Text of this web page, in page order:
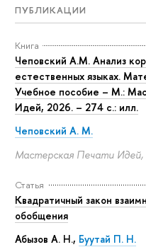
ПУБЛИКАЦИИ
Книга
Чеповский А.М. Анализ
естественных языках.
Учебное пособие – М.:
Идей, 2026. – 274 с.: илл.
Чеповский А. М.
Мастерская Печати Идей,
Статья
Квадратичный закон
обобщения
Абызов А. Н., Буутай П. Н.